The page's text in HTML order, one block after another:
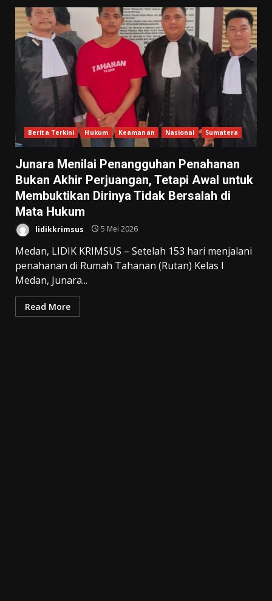
Berita Terkini Hukum Keamanan Nasional Sumatera
Junara Menilai Penangguhan Penahanan
Bukan Akhir Perjuangan, Tetapi Awal untuk
Membuktikan Dirinya Tidak Bersalah di
Mata Hukum
lidikkrimsus 5 Mei 2026
Medan, LIDIK KRIMSUS – Setelah 153 hari menjalani
penahanan di Rumah Tahanan (Rutan) Kelas I
Medan, Junara...
Read More